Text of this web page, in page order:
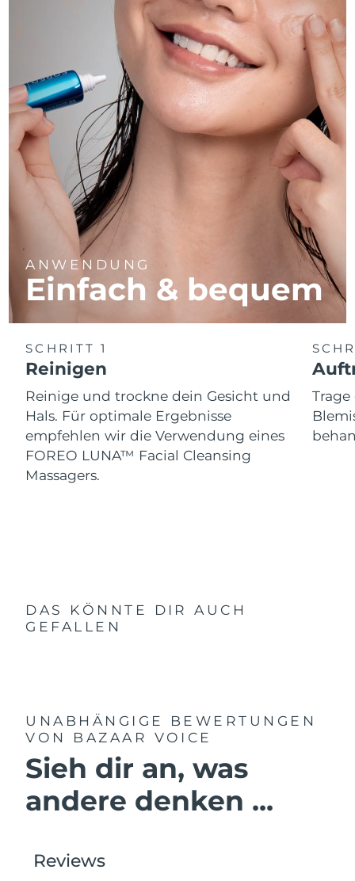
ANWENDUNG
Einfach & bequem
SCHRITT 1
Reinigen
Reinige und trockne dein Gesicht und
Hals. Für optimale Ergebnisse
empfehlen wir die Verwendung eines
FOREO LUNA™ Facial Cleansing
Massagers.
Trage
DAS KÖNNTE DIR AUCH
GEFALLEN
UNABHÄNGIGE BEWERTUNGEN
VON BAZAAR VOICE
Sieh dir an, was
andere denken ...